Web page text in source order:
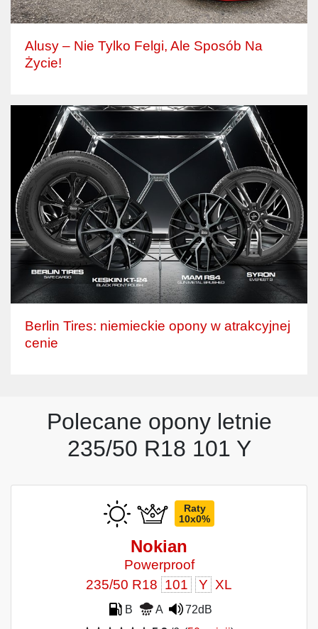
Alusy – Nie Tylko Felgi, Ale Sposób Na
Życie!
Berlin Tires: niemieckie opony w atrakcyjnej
cenie
Polecane opony letnie
235/50 R18 101 Y
Raty
10x0%
Nokian
Powerproof
235/50 R18 101 Y XL
B A
72dB